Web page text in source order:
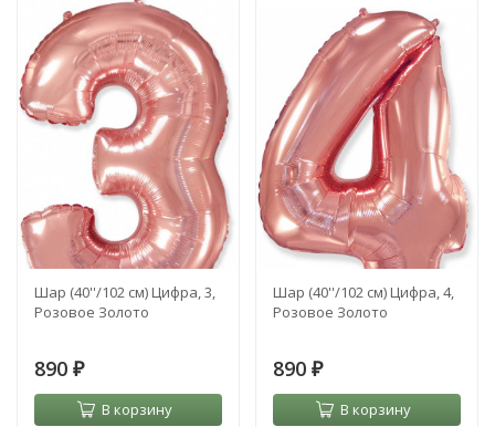
Шар (40''/102 см) Цифра, 3,
Розовое Золото
890 ₽
В корзину
Шар (40''/102 см) Цифра, 4,
Розовое Золото
890 ₽
В корзину